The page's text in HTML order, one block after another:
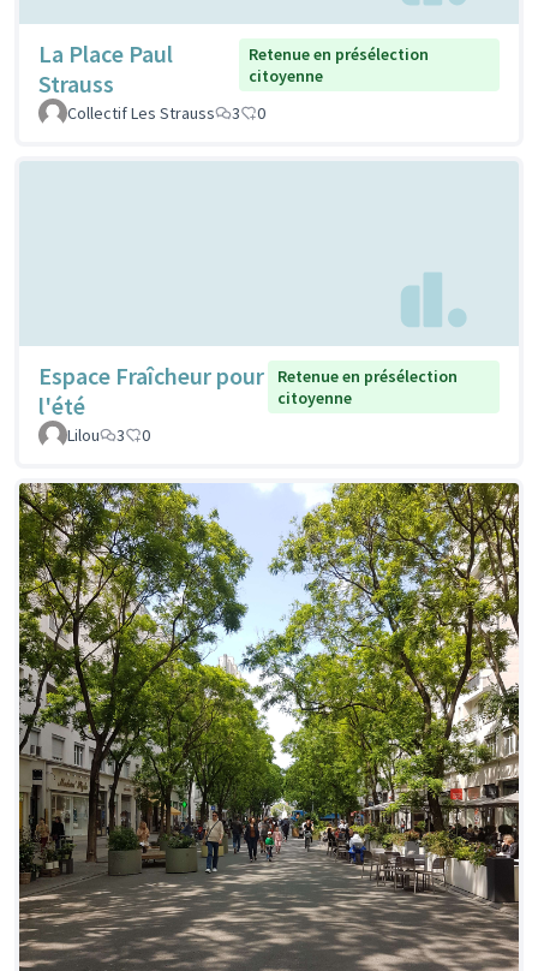
La Place Paul
Strauss
Retenue en présélection
citoyenne
Collectif Les Strauss
3 0
Espace Fraîcheur pour
l'été
Retenue en présélection
citoyenne
Lilou
3 0